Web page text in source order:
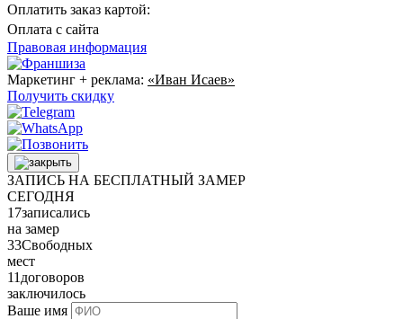
Оплатить заказ картой:
Оплата с сайта
Правовая информация
Маркетинг + реклама: «Иван Исаев»
Получить скидку
ЗАПИСЬ НА БЕСПЛАТНЫЙ ЗАМЕР
СЕГОДНЯ
17записались
на замер
33Свободных
мест
11 договоров
заключилось
Ваше имя